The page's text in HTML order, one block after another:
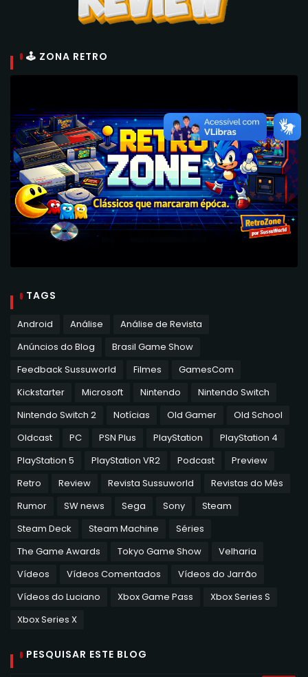
🕹 ZONA RETRO
TAGS
Android Análise
Análise de Revista
Anúncios do Blog
Brasil Game Show
Feedback Sussuworld
Filmes
GamesCom
Kickstarter
Microsoft Nintendo
Nintendo Switch
Nintendo Switch 2
Notícias Old Gamer
Old School
Oldcast
PC PSN Plus PlayStation
PlayStation 4
PlayStation 5
PlayStation VR2 Podcast
Preview
Retro
Review Revista Sussuworld
Revistas do Mês
Rumor
SW news Sega Sony
Steam
Steam Deck
Steam Machine
Séries
The Game Awards
Tokyo Game Show
Velharia
Vídeos
Vídeos Comentados
Vídeos do Jarrão
Vídeos do Luciano
Xbox Game Pass
Xbox Series S
Xbox Series X
PESQUISAR ESTE BLOG